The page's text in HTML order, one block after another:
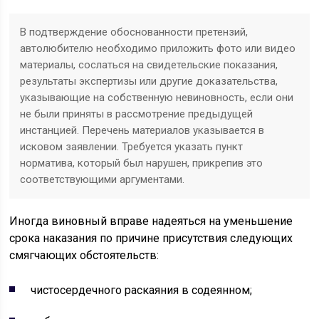
В подтверждение обоснованности претензий,
автолюбителю необходимо приложить фото или видео
материалы, сослаться на свидетельские показания,
результаты экспертизы или другие доказательства,
указывающие на собственную невиновность, если они
не были приняты в рассмотрение предыдущей
инстанцией. Перечень материалов указывается в
исковом заявлении. Требуется указать пункт
норматива, который был нарушен, прикрепив это
соответствующими аргументами.
Иногда виновный вправе надеяться на уменьшение
срока наказания по причине присутствия следующих
смягчающих обстоятельств:
чистосердечного раскаяния в содеянном;